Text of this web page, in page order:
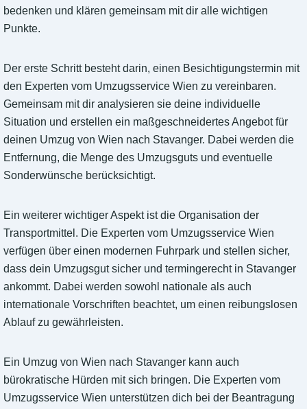
bedenken und klären gemeinsam mit dir alle wichtigen
Punkte.
Der erste Schritt besteht darin, einen Besichtigungstermin mit
den Experten vom Umzugsservice Wien zu vereinbaren.
Gemeinsam mit dir analysieren sie deine individuelle
Situation und erstellen ein maßgeschneidertes Angebot für
deinen Umzug von Wien nach Stavanger. Dabei werden die
Entfernung, die Menge des Umzugsguts und eventuelle
Sonderwünsche berücksichtigt.
Ein weiterer wichtiger Aspekt ist die Organisation der
Transportmittel. Die Experten vom Umzugsservice Wien
verfügen über einen modernen Fuhrpark und stellen sicher,
dass dein Umzugsgut sicher und termingerecht in Stavanger
ankommt. Dabei werden sowohl nationale als auch
internationale Vorschriften beachtet, um einen reibungslosen
Ablauf zu gewährleisten.
Ein Umzug von Wien nach Stavanger kann auch
bürokratische Hürden mit sich bringen. Die Experten vom
Umzugsservice Wien unterstützen dich bei der Beantragung